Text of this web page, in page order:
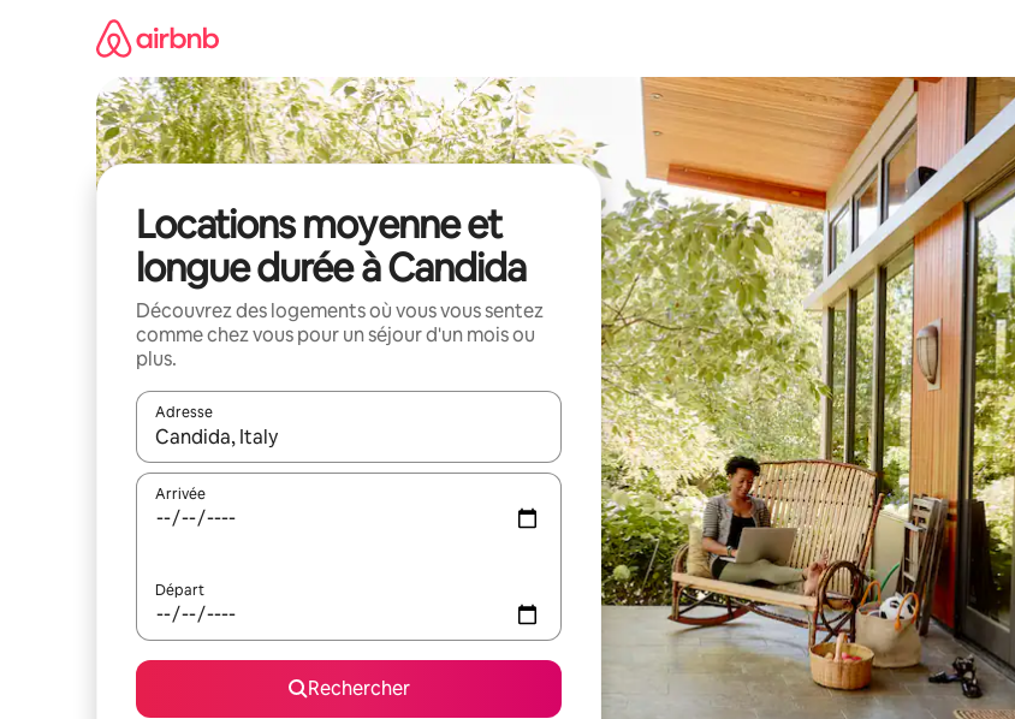
Locations moyenne et
longue durée à Candida
Découvrez des logements où vous vous sentez
comme chez vous pour un séjour d'un mois ou
plus.
Adresse
Lorsque les résultats s'affichent, utilisez les flèches vers le haut et vers le bas pour les parcourir ou en appuyant
Arrivée
Départ
Rechercher